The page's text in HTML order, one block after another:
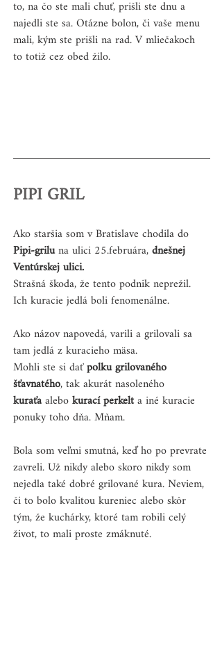
to, na čo ste mali chuť, prišli ste dnu a
najedli ste sa. Otázne bolon, či vaše menu
mali, kým ste prišli na rad. V mliečakoch
to totiž cez obed žilo.
PIPI GRIL
Ako staršia som v Bratislave chodila do
Pipi-grilu na ulici 25.februára, dnešnej
Ventúrskej ulici.
Strašná škoda, že tento podnik neprežil.
Ich kuracie jedlá boli fenomenálne.
Ako názov napovedá, varili a grilovali sa
tam jedlá z kuracieho mäsa.
Mohli ste si dať polku grilovaného
šťavnatého, tak akurát nasoleného
kuraťa alebo kurací perkelt a iné kuracie
ponuky toho dňa. Mňam.
Bola som veľmi smutná, keď ho po prevrate
zavreli. Už nikdy alebo skoro nikdy som
nejedla také dobré grilované kura. Neviem,
či to bolo kvalitou kureniec alebo skôr
tým, že kuchárky, ktoré tam robili celý
život, to mali proste zmáknuté.